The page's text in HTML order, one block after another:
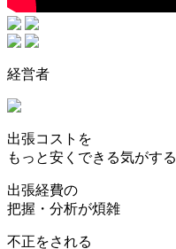
経営者
出張コストを
もっと安く できる気がする
出張経費の
把握・分析が煩雑
不正をされる